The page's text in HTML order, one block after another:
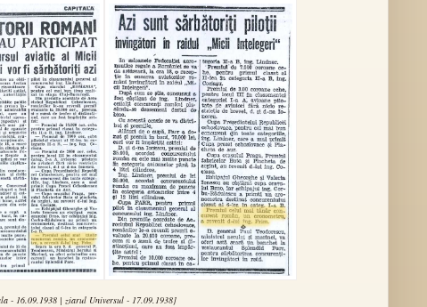
- 16.09.1938 | ziarul Universul - 17.09.1938]